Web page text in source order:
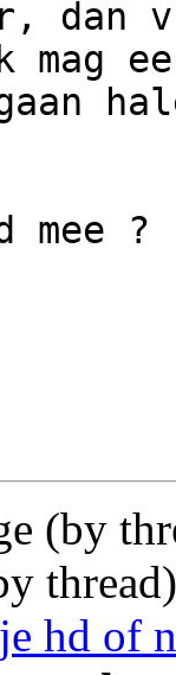
gaan
mee
(by
hd of